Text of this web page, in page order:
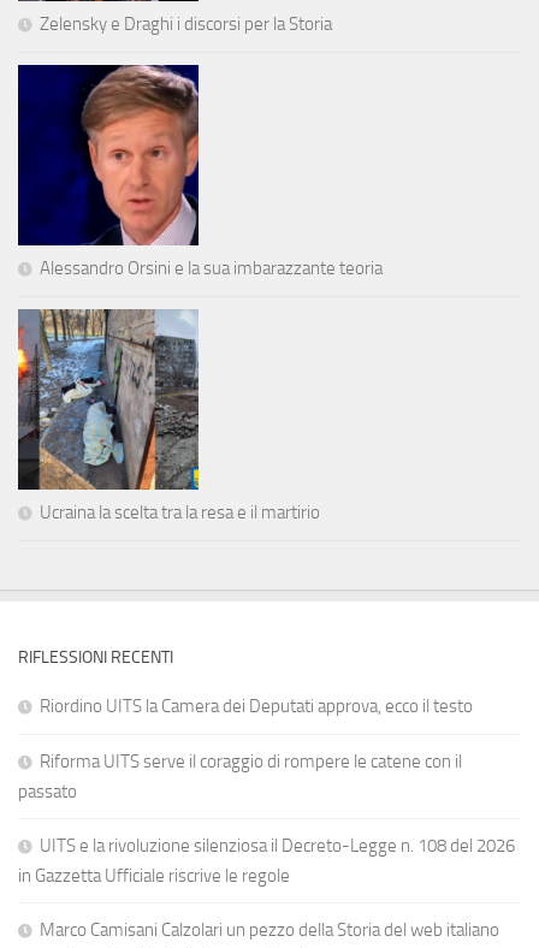
Zelensky e Draghi i discorsi per la Storia
Alessandro Orsini e la sua imbarazzante teoria
Ucraina la scelta tra la resa e il martirio
RIFLESSIONI RECENTI
Riordino UITS la Camera dei Deputati approva, ecco il testo
Riforma UITS serve il coraggio di rompere le catene con il
passato
UITS e la rivoluzione silenziosa il Decreto-Legge n. 108 del 2026
in Gazzetta Ufficiale riscrive le regole
Marco Camisani Calzolari un pezzo della Storia del web italiano